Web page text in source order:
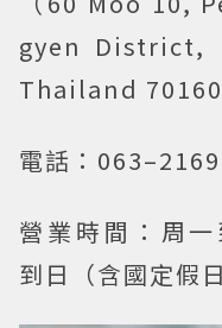
gyen District,
Thailand 70160
電話：
營業時間：周
到日（含國定假